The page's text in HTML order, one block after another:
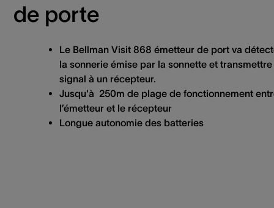
de porte
Le Bellman Visit 868 émetteur de port va
la sonnerie émise par la sonnette et transmettre
signal à un récepteur.
Jusqu'à 250m de plage de fonctionnement
l’émetteur et le récepteur
Longue autonomie des batteries